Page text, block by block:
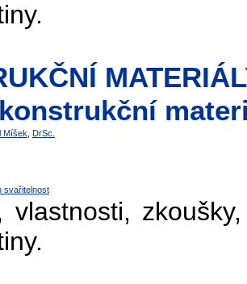
Míšek DrSc.
svařitelnost
vlastnosti,